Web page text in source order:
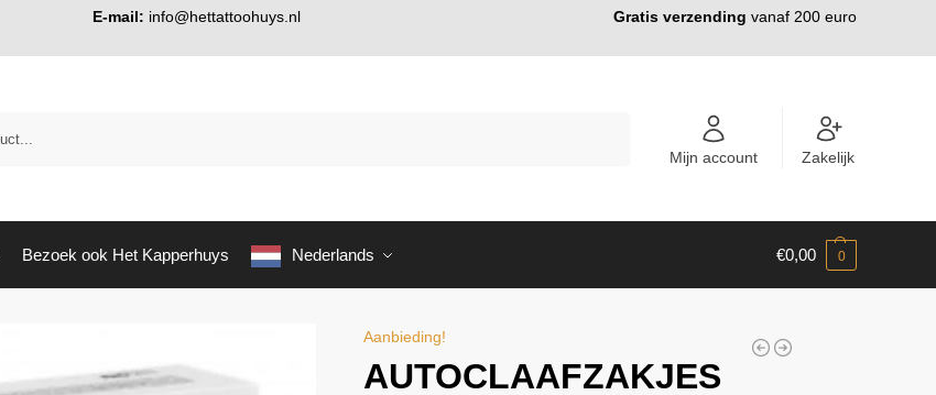
E-mail: info@hettattoohuys.nl Gratis verzending vanaf 200 euro
Mijn account Zakelijk
Bezoek ook Het Kapperhuys Nederlands €0,00 0
Aanbieding!
AUTOCLAAFZAKJES